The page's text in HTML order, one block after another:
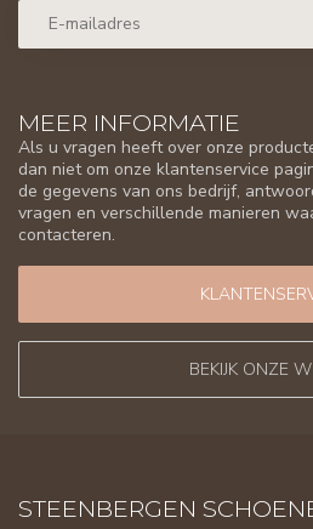
MEER INFORMATIE
Als u vragen heeft over onze
dan niet om onze klantenservice
de gegevens van ons bedrijf,
vragen en verschillende manieren
contacteren.
BEKIJK ONZE
STEENBERGEN